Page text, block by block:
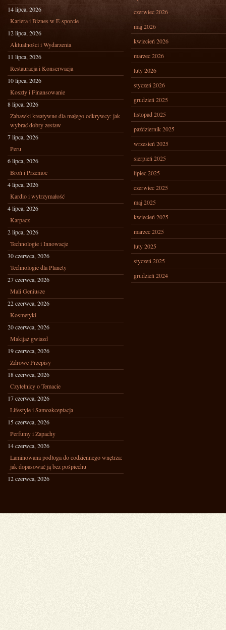
14 lipca, 2026
Kariera i Biznes w E-sporcie
12 lipca, 2026
Aktualności i Wydarzenia
11 lipca, 2026
Restauracja i Konserwacja
10 lipca, 2026
Koszty i Finansowanie
8 lipca, 2026
Zabawki kreatywne dla małego odkrywcy: jak
wybrać dobry zestaw
7 lipca, 2026
Peru
6 lipca, 2026
Broń i Przemoc
4 lipca, 2026
Kardio i wytrzymałość
4 lipca, 2026
Karpacz
2 lipca, 2026
Technologie i Innowacje
30 czerwca, 2026
Technologie dla Planety
27 czerwca, 2026
Mali Geniusze
22 czerwca, 2026
Kosmetyki
20 czerwca, 2026
Makijaż gwiazd
19 czerwca, 2026
Zdrowe Przepisy
18 czerwca, 2026
Czytelnicy o Temacie
17 czerwca, 2026
Lifestyle i Samoakceptacja
15 czerwca, 2026
Perfumy i Zapachy
14 czerwca, 2026
Laminowana podłoga do codziennego wnętrza:
jak dopasować ją bez pośpiechu
12 czerwca, 2026
czerwiec 2026
maj 2026
kwiecień 2026
marzec 2026
luty 2026
styczeń 2026
grudzień 2025
listopad 2025
październik 2025
wrzesień 2025
sierpień 2025
lipiec 2025
czerwiec 2025
maj 2025
kwiecień 2025
marzec 2025
luty 2025
styczeń 2025
grudzień 2024